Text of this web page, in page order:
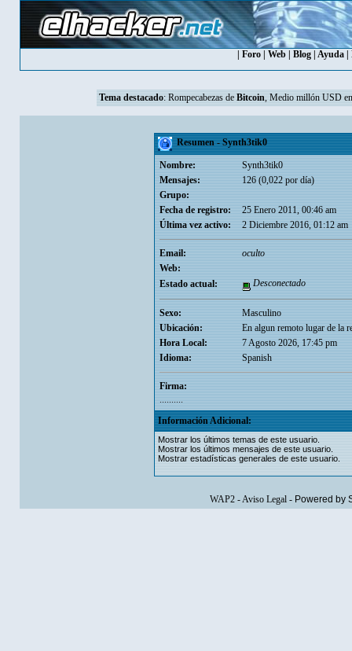
Foro| Web| Blog| Ayuda|
Tema destacado: Rompecabezas de Bitcoin, Medio millón USD
Resumen - Synth3tik0
Nombre:
Synth3tik0
Mensajes:
126 (0,022 por día)
Grupo:
Fecha de registro:
25 Enero 2011, 00:46 am
Última vez activo:
2 Diciembre 2016, 01:12 am
Email:
oculto
Web:
Estado actual:
Desconectado
Sexo:
Masculino
Ubicación:
En algun remoto lugar de la
Hora Local:
7 Agosto 2026, 17:45 pm
Idioma:
Spanish
Firma:
..........
Información Adicional:
Mostrar los últimos temas de este usuario.
Mostrar los últimos mensajes de este usuario.
Mostrar estadísticas generales de este usuario.
WAP2-Aviso Legal- Powered by